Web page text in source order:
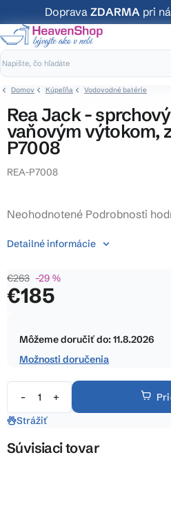
na
obsah
Doprava ZDARMA pri
Domov Kúpeľňa Vodovodné batérie
Rea Jack -
vaňovým výtokom,
P7008
REA-P7008
Priemerné
produktu
0,0
z
Neohodnotené Podrobnosti
€263 –29 %
€185
cena:
Môžeme doručiť do:11.8.2026
Možnosti doručenia
Detailné informácie
Strážiť
Súvisiaci tovar